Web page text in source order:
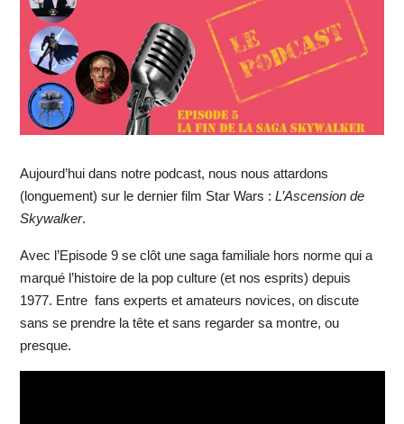
Aujourd’hui dans notre podcast, nous nous attardons
(longuement) sur le dernier film Star Wars : L’Ascension de
Skywalker.
Avec l’Episode 9 se clôt une saga familiale hors norme qui a
marqué l’histoire de la pop culture (et nos esprits) depuis
1977. Entre fans experts et amateurs novices, on discute
sans se prendre la tête et sans regarder sa montre, ou
presque.